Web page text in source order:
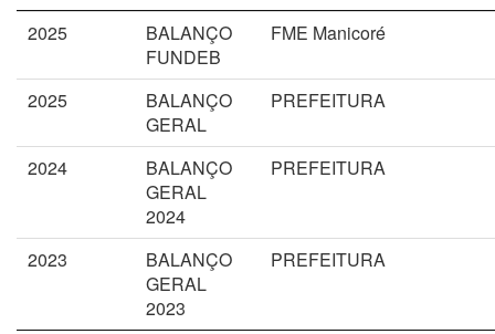
2025
BALANÇO
FUNDEB
FME Manicoré
2025
BALANÇO
GERAL
PREFEITURA
2024
BALANÇO
GERAL
2024
PREFEITURA
2023
BALANÇO
GERAL
2023
PREFEITURA